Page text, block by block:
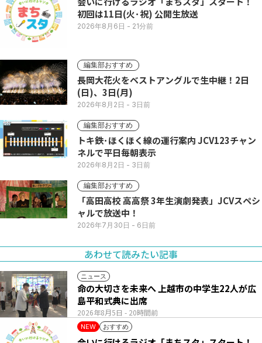
初回は11日(火･祝) 公開生放送
2026年8月6日 - 21分前
編集部おすすめ
長岡大花火をベストアングルで生中継！2日
(日)、3日(月)
2026年8月2日 - 3日前
編集部おすすめ
トキ鉄･ほくほく線の運行案内 JCV123チャン
ネルで平日毎朝表示
2026年8月2日 - 3日前
編集部おすすめ
「高田高校 高高祭 3年生演劇発表」JCVスペシ
ャルで放送中！
2026年7月30日 - 6日前
あわせて読みたい記事
ニュース
2026年8月5日 - 20時間前
命の大切さを未来へ 上越市の中学生22人が広
島平和式典に出席
NEW おすすめ